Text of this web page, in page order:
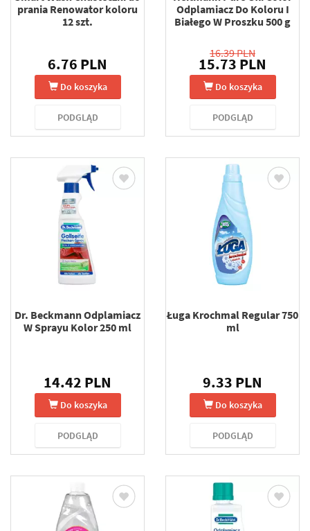
prania Renowator koloru
12 szt.
6.76 PLN
Do koszyka
PODGLĄD
Odplamiacz Do Koloru I
Białego W Proszku 500 g
16.39 PLN
15.73 PLN
Do koszyka
PODGLĄD
Dr. Beckmann Odplamiacz
W Sprayu Kolor 250 ml
14.42 PLN
Do koszyka
PODGLĄD
Ługa Krochmal Regular 750
ml
9.33 PLN
Do koszyka
PODGLĄD